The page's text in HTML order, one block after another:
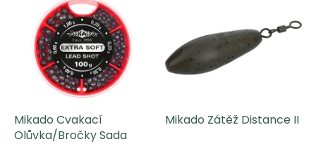
Mikado Cvakací
Olůvka/Bročky Sada
Mikado Zátěž Distance II